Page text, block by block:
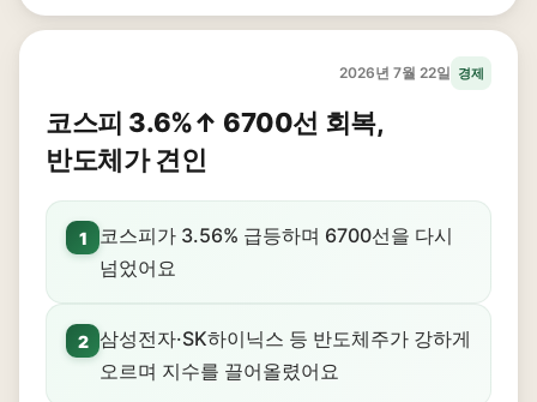
2026년 7월 22일 경제
코스피 3.6%↑ 6700선 회복,
반도체가 견인
1
코스피가 3.56% 급등하며 6700선을 다시
넘었어요
2 삼성전자·SK하이닉스 등 반도체주가 강하게
오르며 지수를 끌어올렸어요